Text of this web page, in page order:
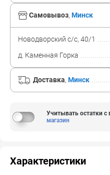
Самовывоз, Минск
Новодворский с/с, 40/1
д. Каменная Горка
Доставка, Минск
Учитывать остатки с
магазин
Характеристики